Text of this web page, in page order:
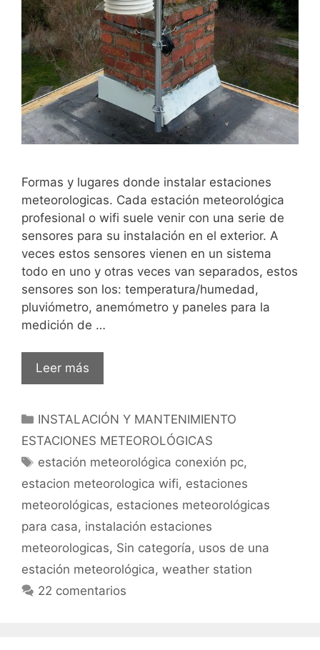
Formas y lugares donde instalar estaciones
meteorologicas. Cada estación meteorológica
profesional o wifi suele venir con una serie de
sensores para su instalación en el exterior. A
veces estos sensores vienen en un sistema
todo en uno y otras veces van separados, estos
sensores son los: temperatura/humedad,
pluviómetro, anemómetro y paneles para la
medición de …
Leer más
y
instalar
estaciones
meteorologicas
casa?
Categorías
INSTALACIÓN Y MANTENIMIENTO
ESTACIONES METEOROLÓGICAS
Etiquetas
estación meteorológica conexión pc,
estacion meteorologica wifi, estaciones
meteorológicas, estaciones meteorológicas
para casa, instalación estaciones
meteorologicas, Sin categoría, usos de una
estación meteorológica, weather station
22 comentarios